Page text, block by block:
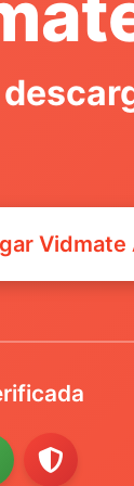
Vidmate